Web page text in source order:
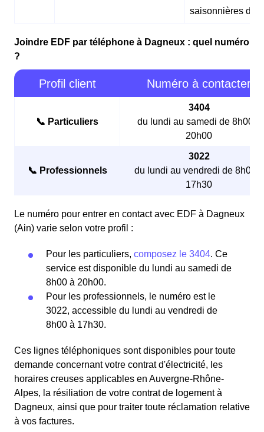
saisonnières
Joindre EDF par téléphone à Dagneux : quel numéro
?
Profil client Numéro à contacter
📞 Particuliers
3404
du lundi au samedi de 8h00 à
20h00
📞 Professionnels
3022
du lundi au vendredi de 8h00 à
17h30
Le numéro pour entrer en contact avec EDF à Dagneux
(Ain) varie selon votre profil :
Pour les particuliers, composez le 3404. Ce
service est disponible du lundi au samedi de
8h00 à 20h00.
Pour les professionnels, le numéro est le
3022, accessible du lundi au vendredi de
8h00 à 17h30.
Ces lignes téléphoniques sont disponibles pour toute
demande concernant votre contrat d'électricité, les
horaires creuses applicables en Auvergne-Rhône-
Alpes, la résiliation de votre contrat de logement à
Dagneux, ainsi que pour traiter toute réclamation relative
à vos factures.